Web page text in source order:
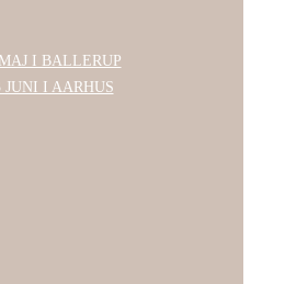
I BALLERUP
JUNI I AARHUS